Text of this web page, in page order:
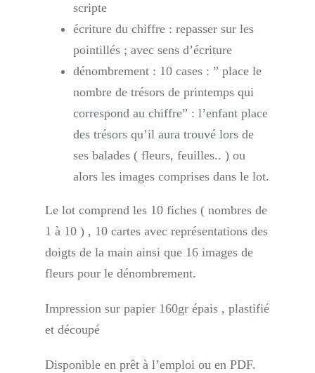
scripte
écriture du chiffre : repasser sur les
pointillés ; avec sens d’écriture
dénombrement : 10 cases : ” place le
nombre de trésors de printemps qui
correspond au chiffre” : l’enfant place
des trésors qu’il aura trouvé lors de
ses balades ( fleurs, feuilles.. ) ou
alors les images comprises dans le lot.
Le lot comprend les 10 fiches ( nombres de
1 à 10 ) , 10 cartes avec représentations des
doigts de la main ainsi que 16 images de
fleurs pour le dénombrement.
Impression sur papier 160gr épais , plastifié
et découpé
Disponible en prêt à l’emploi ou en PDF.